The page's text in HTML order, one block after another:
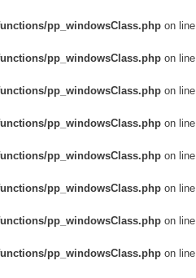
pp_windowsClass.phpon line
pp_windowsClass.phpon line
pp_windowsClass.phpon line
pp_windowsClass.phpon line
pp_windowsClass.phpon line
pp_windowsClass.phpon line
pp_windowsClass.phpon line
pp_windowsClass.phpon line